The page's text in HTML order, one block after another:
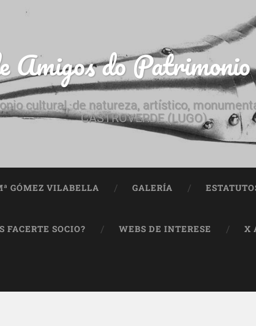
Amigos do
cultural, de natureza, artístico,
CASTROVERDE (LUGO)
GÓMEZ VILABELLA GALERÍA
FACERTE SOCIO? WEBS DE INTERESE X